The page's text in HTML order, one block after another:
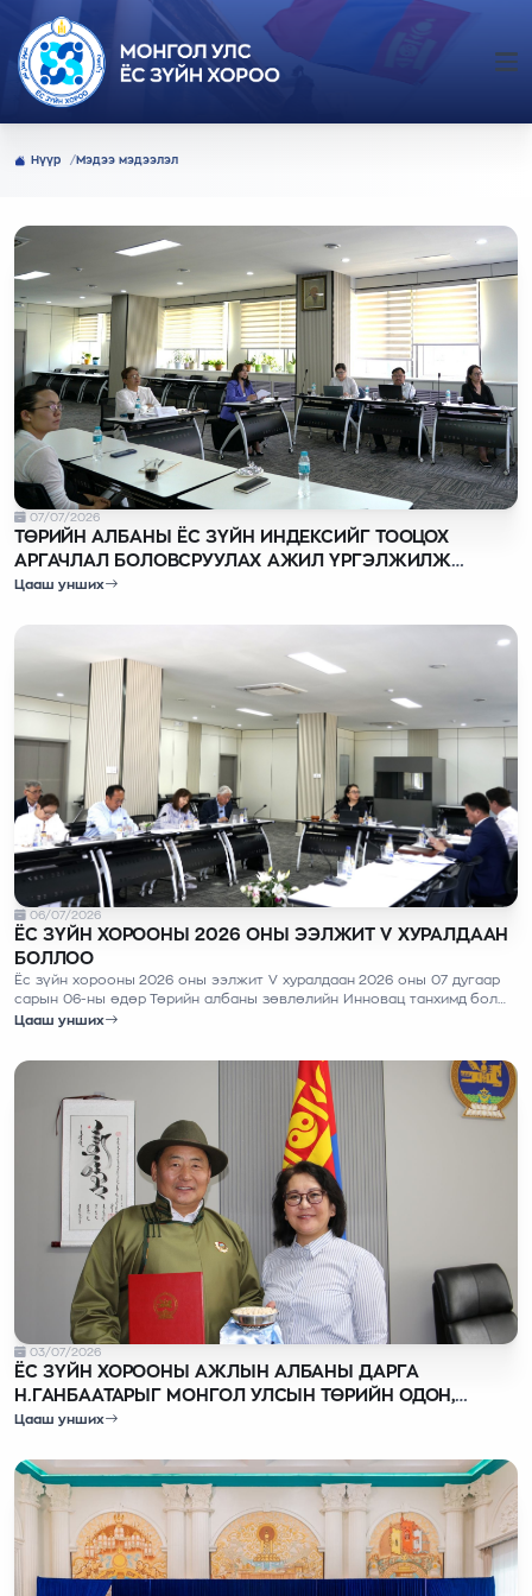
Нүүр Мэдээ мэдээлэл
07/07/2026
ТӨРИЙН АЛБАНЫ ЁС ЗҮЙН ИНДЕКСИЙГ ТООЦОХ
АРГАЧЛАЛ БОЛОВСРУУЛАХ АЖИЛ ҮРГЭЛЖИЛЖ
БАЙНА
Цааш унших
06/07/2026
ЁС ЗҮЙН ХОРООНЫ 2026 ОНЫ ЭЭЛЖИТ V ХУРАЛДААН
БОЛЛОО
Ёс зүйн хорооны 2026 оны ээлжит V хуралдаан 2026 оны 07 дугаар
сарын 06-ны өдөр Төрийн албаны зөвлөлийн Инновац танхимд болж,
4 асуудлыг хэлэлцлээ.
Цааш унших
03/07/2026
ЁС ЗҮЙН ХОРООНЫ АЖЛЫН АЛБАНЫ ДАРГА
Н.ГАНБААТАРЫГ МОНГОЛ УЛСЫН ТӨРИЙН ОДОН,
МЕДАЛЬ ХӨДӨЛМӨРИЙН ГАВЬЯАНЫ УЛААН ТУГИЙН
Цааш унших